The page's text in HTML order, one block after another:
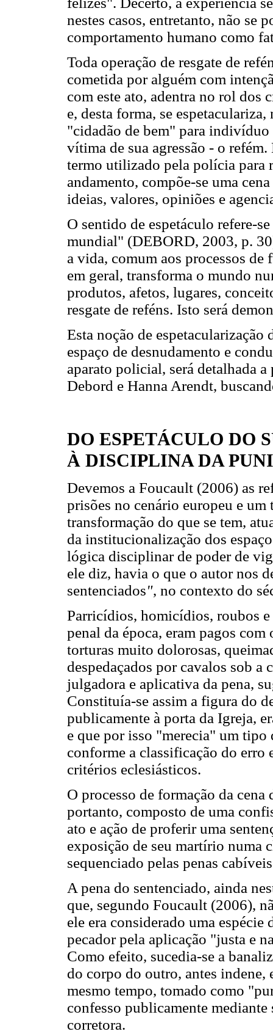
nestes casos, entretanto, não se
comportamento humano como
Toda operação de resgate de
cometida por alguém com
com este ato, adentra no rol dos
e, desta forma, se
"cidadão de bem" para
vítima de sua agressão - o
termo utilizado pela polícia para
andamento, compõe-se uma
ideias, valores, opiniões e
O sentido de espetáculo refere-
mundial" (DEBORD, 2003, p.
a vida, comum aos processos
em geral, transforma o mundo
produtos, afetos, lugares,
resgate de reféns. Isto será
Esta noção de
espaço de desnudamento e
aparato policial, será detalhada
Debord e Hanna Arendt,
DO ESPETÁCULO DO
À DISCIPLINA DA
Devemos a Foucault (2006) as
prisões no cenário europeu e
transformação do que se tem,
da institucionalização dos
lógica disciplinar de poder de
ele diz, havia o que o autor nos
sentenciados", no contexto do
Parricídios, homicídios, roubos
penal da época, eram pagos
torturas muito dolorosas,
despedaçados por cavalos sob
julgadora e aplicativa da pena,
Constituía-se assim a figura do
publicamente à porta da Igreja,
e que por isso "merecia" um tipo
conforme a classificação do erro
critérios eclesiásticos.
O processo de formação da
portanto, composto de uma
ato e ação de proferir uma
exposição de seu martírio numa
sequenciado pelas penas
A pena do sentenciado, ainda
que, segundo Foucault (2006),
ele era considerado uma
pecador pela aplicação "justa e
Como efeito, sucedia-se a
do corpo do outro, antes
mesmo tempo, tomado como
confesso publicamente
corretora.